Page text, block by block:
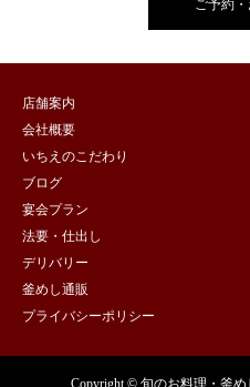
ご予約
店舗案内
会社概要
いちえのこだわり
ブログ
宴会プラン
法要・仕出し
デリバリー
釜めし通販
プライバシーポリシー